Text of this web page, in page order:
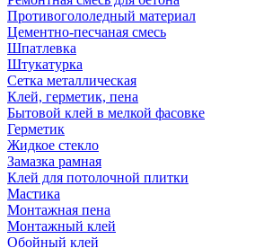
Противогололедный материал
Цементно-песчаная смесь
Шпатлевка
Штукатурка
Сетка металлическая
Клей, герметик, пена
Бытовой клей в мелкой фасовке
Герметик
Жидкое стекло
Замазка рамная
Клей для потолочной плитки
Мастика
Монтажная пена
Монтажный клей
Обойный клей